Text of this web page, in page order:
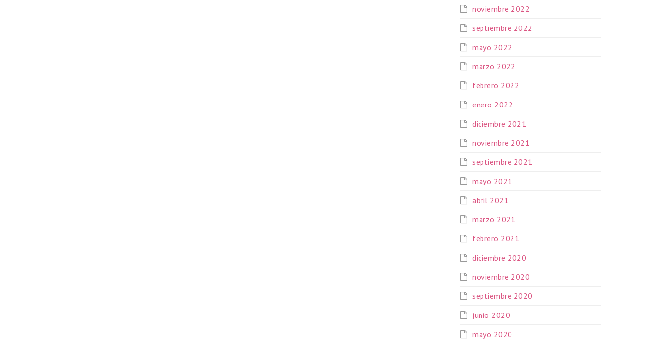
noviembre 2022
septiembre 2022
mayo 2022
marzo 2022
febrero 2022
enero 2022
diciembre 2021
noviembre 2021
septiembre 2021
mayo 2021
abril 2021
marzo 2021
febrero 2021
diciembre 2020
noviembre 2020
septiembre 2020
junio 2020
mayo 2020